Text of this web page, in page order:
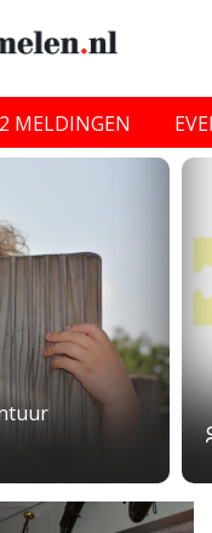
MELDINGEN